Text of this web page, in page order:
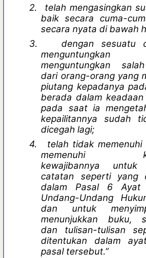
2.
telah mengasingkan
baik secara cuma-
secara nyata di bawah
3.
dengan sesuatu
menguntungkan
dari orang-orang yang
piutang kepadanya
berada dalam
pada saat ia
kepailitannya sudah
dicegah lagi;
4.
telah tidak
memenuhi
kewajibannya untuk
catatan seperti yang
dalam Pasal 6 Ayat
Undang-Undang
dan untuk
menunjukkan buku,
dan tulisan-tulisan
ditentukan dalam
pasal tersebut.”